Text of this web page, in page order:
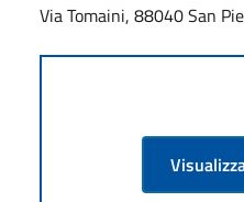
Via Tomaini, 88040 San